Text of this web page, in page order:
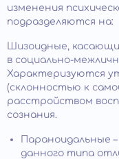
изменения
подразделяются на:
Шизоидные,
в социально-
Характеризуются
(склонностью к
расстройством
сознания.
Параноидальные
данного типа